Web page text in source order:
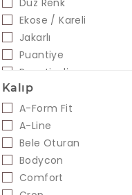
Mint
Mor
Mor - Siyah
Mürdüm
Oranj
Pembe
Petrol
Pudra
Safran
Saks
Sarı
Düz Renk
Ekose / Kareli
Jakarlı
Puantiye
Puantiyeli
Kalıp
A-Form Fit
A-Line
Bele Oturan
Bodycon
Comfort